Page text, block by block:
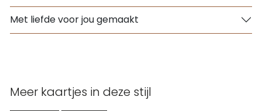
Met liefde voor jou gemaakt
Meer kaartjes in deze stijl